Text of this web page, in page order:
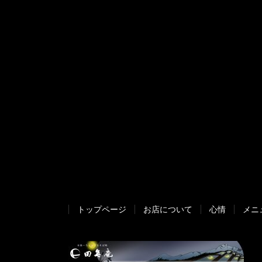
トップページ お店について 心情 メニ